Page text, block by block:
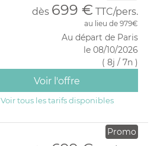
dès 699 € TTC/pers.
au lieu de 979€
Au départ de Paris
le 08/10/2026
( 8j / 7n )
Voir l'offre
Voir tous les tarifs disponibles
Promo